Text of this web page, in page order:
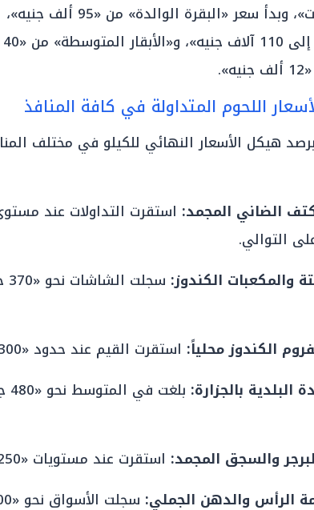
بين «200 و205 جنيهات»، وبدأ سعر «البقرة الوالدة» من «95 ألف جنيه»،
اللحوم المتداولة في كافة المنافذ
برصد هيكل الأسعار النهائي للكيلو في مختلف
الضاني المجمد:
والمكعبات الكندوز:
الكندوز محلياً: استقرت القيم عند حدود «300 جنيه».
البلدية بالجزارة:
والسجق المجمد: استقرت عند مستويات «250 جنيهًا».
الرأس والدهن الجملي: